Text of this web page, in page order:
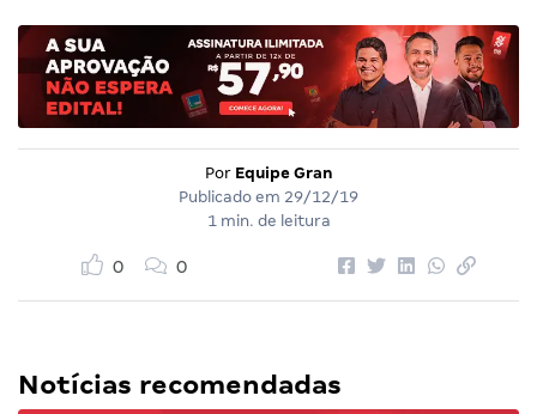
Por Equipe Gran
Publicado em 29/12/19
1 min. de leitura
0 0
Notícias recomendadas